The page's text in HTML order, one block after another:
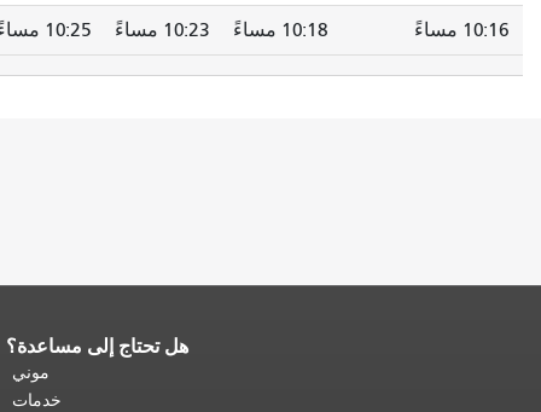
10:16 مساءً 10:18 مساءً 10:23 مساءً 10:25 مساءً
هل تحتاج إلى مساعدة؟
موني
خدمات